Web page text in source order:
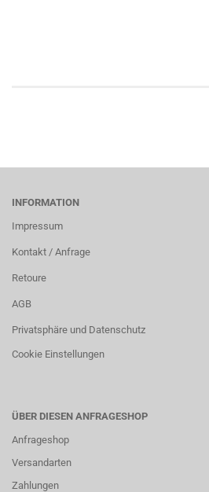
INFORMATION
Impressum
Kontakt / Anfrage
Retoure
AGB
Privatsphäre und Datenschutz
Cookie Einstellungen
ÜBER DIESEN ANFRAGESHOP
Anfrageshop
Versandarten
Zahlungen